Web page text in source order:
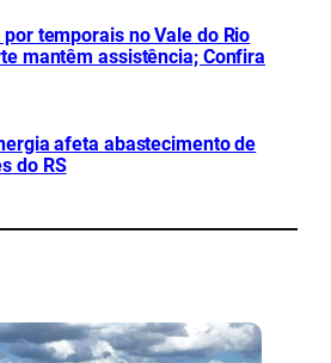
temporais no Vale do Rio
mantêm assistência; Confira
afeta abastecimento de
do RS